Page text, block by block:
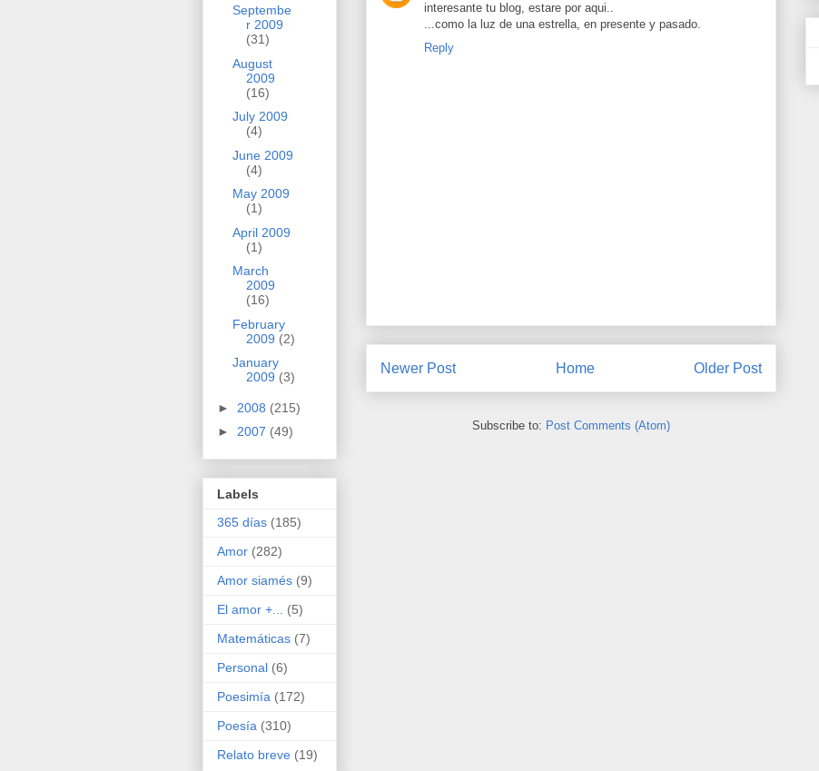
interesante tu blog, estare por aqui..
...como la luz de una estrella, en presente y pasado.
Reply
Newer Post Older Post
Home
Subscribe to: Post Comments (Atom)
Septembe
r 2009
(31)
August
2009
(16)
July 2009
(4)
June 2009
(4)
May 2009
(1)
April 2009
(1)
March
2009
(16)
February
2009 (2)
January
2009 (3)
► 2008 (215)
► 2007 (49)
Labels
365 días (185)
Amor (282)
Amor siamés (9)
El amor +...
(5)
Matemáticas (7)
Personal (6)
Poesimía (172)
Poesía (310)
Relato breve (19)